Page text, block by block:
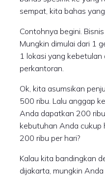
sempat, kita bahas
Contohnya begini.
Mungkin dimulai dari 1
1 lokasi yang
perkantoran.
Ok, kita asumsikan
500 ribu. Lalu anggap
Anda dapatkan 200
kebutuhan Anda cukup
200 ribu per hari?
Kalau kita bandingkan
dijakarta, mungkin